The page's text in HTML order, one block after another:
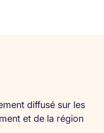
diffusé sur les
et de la région